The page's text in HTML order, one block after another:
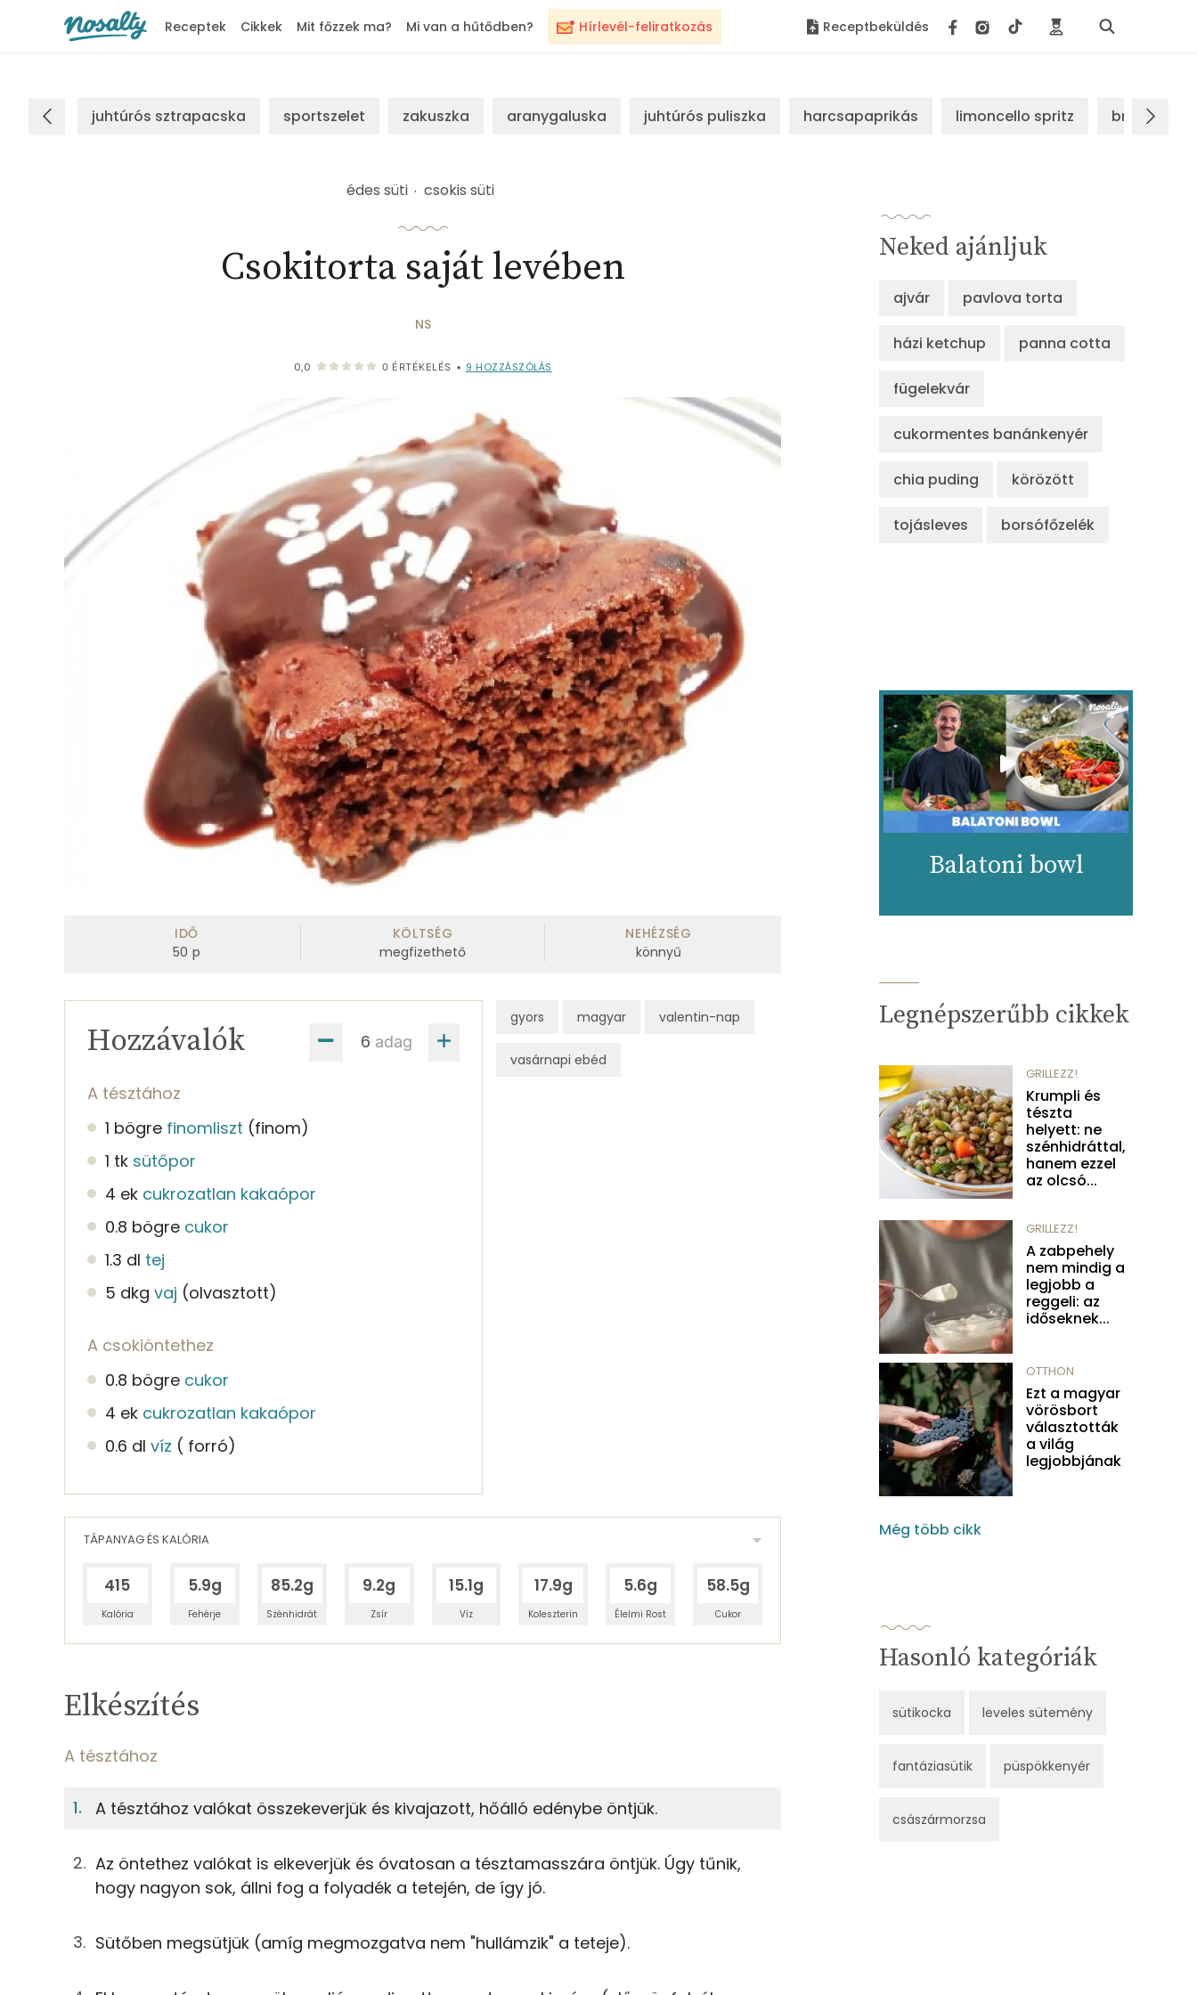
Hírlevél-feliratkozás
Receptek Cikkek Mit főzzek ma? Mi van a hűtődben? Receptbeküldés
juhtúrós sztrapacska sportszelet zakuszka aranygaluska juhtúrós puliszka harcsapaprikás limoncello spritz brassói
édes süti csokis süti
Csokitorta saját levében
NS
0,0 0 ÉRTÉKELÉS • 9 HOZZÁSZÓLÁS
IDŐ
50 p
KÖLTSÉG
megfizethető
NEHÉZSÉG
könnyű
adag
Hozzávalók
A tésztához
1 bögre finomliszt (finom)
1 tk sütőpor
4 ek cukrozatlan kakaópor
0.8 bögre cukor
1.3 dl tej
5 dkg vaj (olvasztott)
A csokiöntethez
0.8 bögre cukor
4 ek cukrozatlan kakaópor
0.6 dl víz ( forró)
gyors magyar valentin-nap
vasárnapi ebéd
TÁPANYAG ÉS KALÓRIA
415
Kalória
5.9g
Fehérje
85.2g
Szénhidrát
9.2g
Zsír
15.1g
Víz
17.9g
Koleszterin
5.6g
Élelmi Rost
58.5g
Cukor
0gsütőpor
0 kcal
29g cukor
TÁPANYAGTARTALOM
Fehérje
Szénhidrát
Zsír
Víz
TOP ásványi anyagok
Magnézium
TOP vitaminok
Niacin - B3 vitamin:
Elkészítés
A tésztához
A tésztához valókat összekeverjük és kivajazott, hőálló edénybe öntjük.
Az öntethez valókat is elkeverjük és óvatosan a tésztamasszára öntjük. Úgy tűnik,
hogy nagyon sok, állni fog a folyadék a tetején, de így jó.
Sütőben megsütjük (amíg megmozgatva nem "hullámzik" a teteje).
Neked ajánljuk
ajvár pavlova torta
házi ketchup panna cotta
fügelekvár
cukormentes banánkenyér
chia puding körözött
tojásleves borsófőzelék
Balatoni bowl
Legnépszerűbb cikkek
GRILLEZZ!
Krumpli és
tészta
helyett: ne
szénhidráttal,
hanem ezzel
az olcsó...
GRILLEZZ!
A zabpehely
nem mindig a
legjobb a
reggeli: az
időseknek...
OTTHON
Ezt a magyar
vörösbort
választották
a világ
legjobbjának
Még több cikk
Hasonló kategóriák
sütikocka leveles sütemény
fantáziasütik püspökkenyér
császármorzsa